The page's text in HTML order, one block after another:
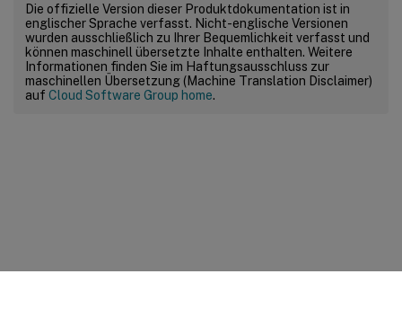
Die offizielle Version dieser Produktdokumentation ist in
englischer Sprache verfasst. Nicht-englische Versionen
wurden ausschließlich zu Ihrer Bequemlichkeit verfasst und
können maschinell übersetzte Inhalte enthalten. Weitere
Informationen finden Sie im Haftungsausschluss zur
maschinellen Übersetzung (Machine Translation Disclaimer)
auf Cloud Software Group home.